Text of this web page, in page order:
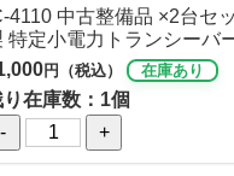
4110 中古整備品 ×2台セ
特定小電力トランシーバ
円（税込） 在庫あり
在庫数：1個
-
+